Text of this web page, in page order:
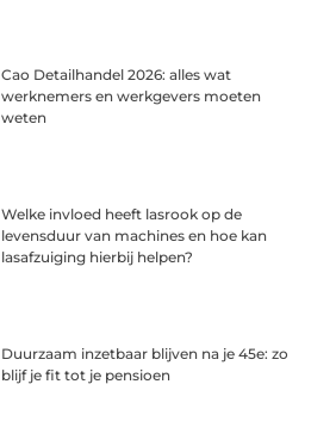
Cao Detailhandel 2026: alles wat
werknemers en werkgevers moeten
weten
Welke invloed heeft lasrook op de
levensduur van machines en hoe kan
lasafzuiging hierbij helpen?
Duurzaam inzetbaar blijven na je 45e: zo
blijf je fit tot je pensioen